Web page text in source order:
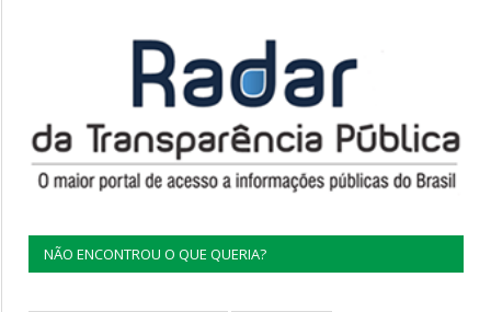
NÃO ENCONTROU O QUE QUERIA?